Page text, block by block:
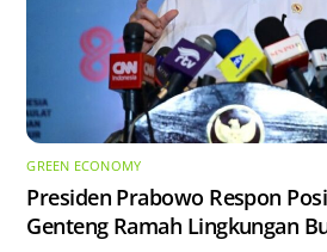
GREEN ECONOMY
Presiden Prabowo Respon
Genteng Ramah Lingkungan